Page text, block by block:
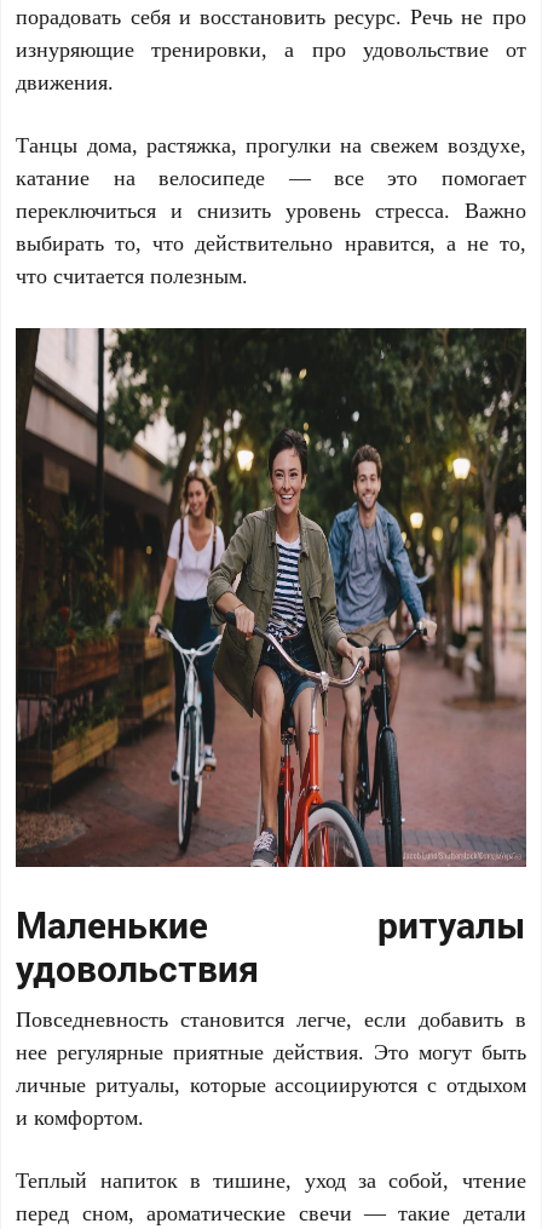
порадовать себя и восстановить ресурс. Речь не про
изнуряющие тренировки, а про удовольствие от
движения.
Танцы дома, растяжка, прогулки на свежем воздухе,
катание на велосипеде — все это помогает
переключиться и снизить уровень стресса. Важно
выбирать то, что действительно нравится, а не то,
что считается полезным.
Маленькие ритуалы
удовольствия
Повседневность становится легче, если добавить в
нее регулярные приятные действия. Это могут быть
личные ритуалы, которые ассоциируются с отдыхом
и комфортом.
Теплый напиток в тишине, уход за собой, чтение
перед сном, ароматические свечи — такие детали